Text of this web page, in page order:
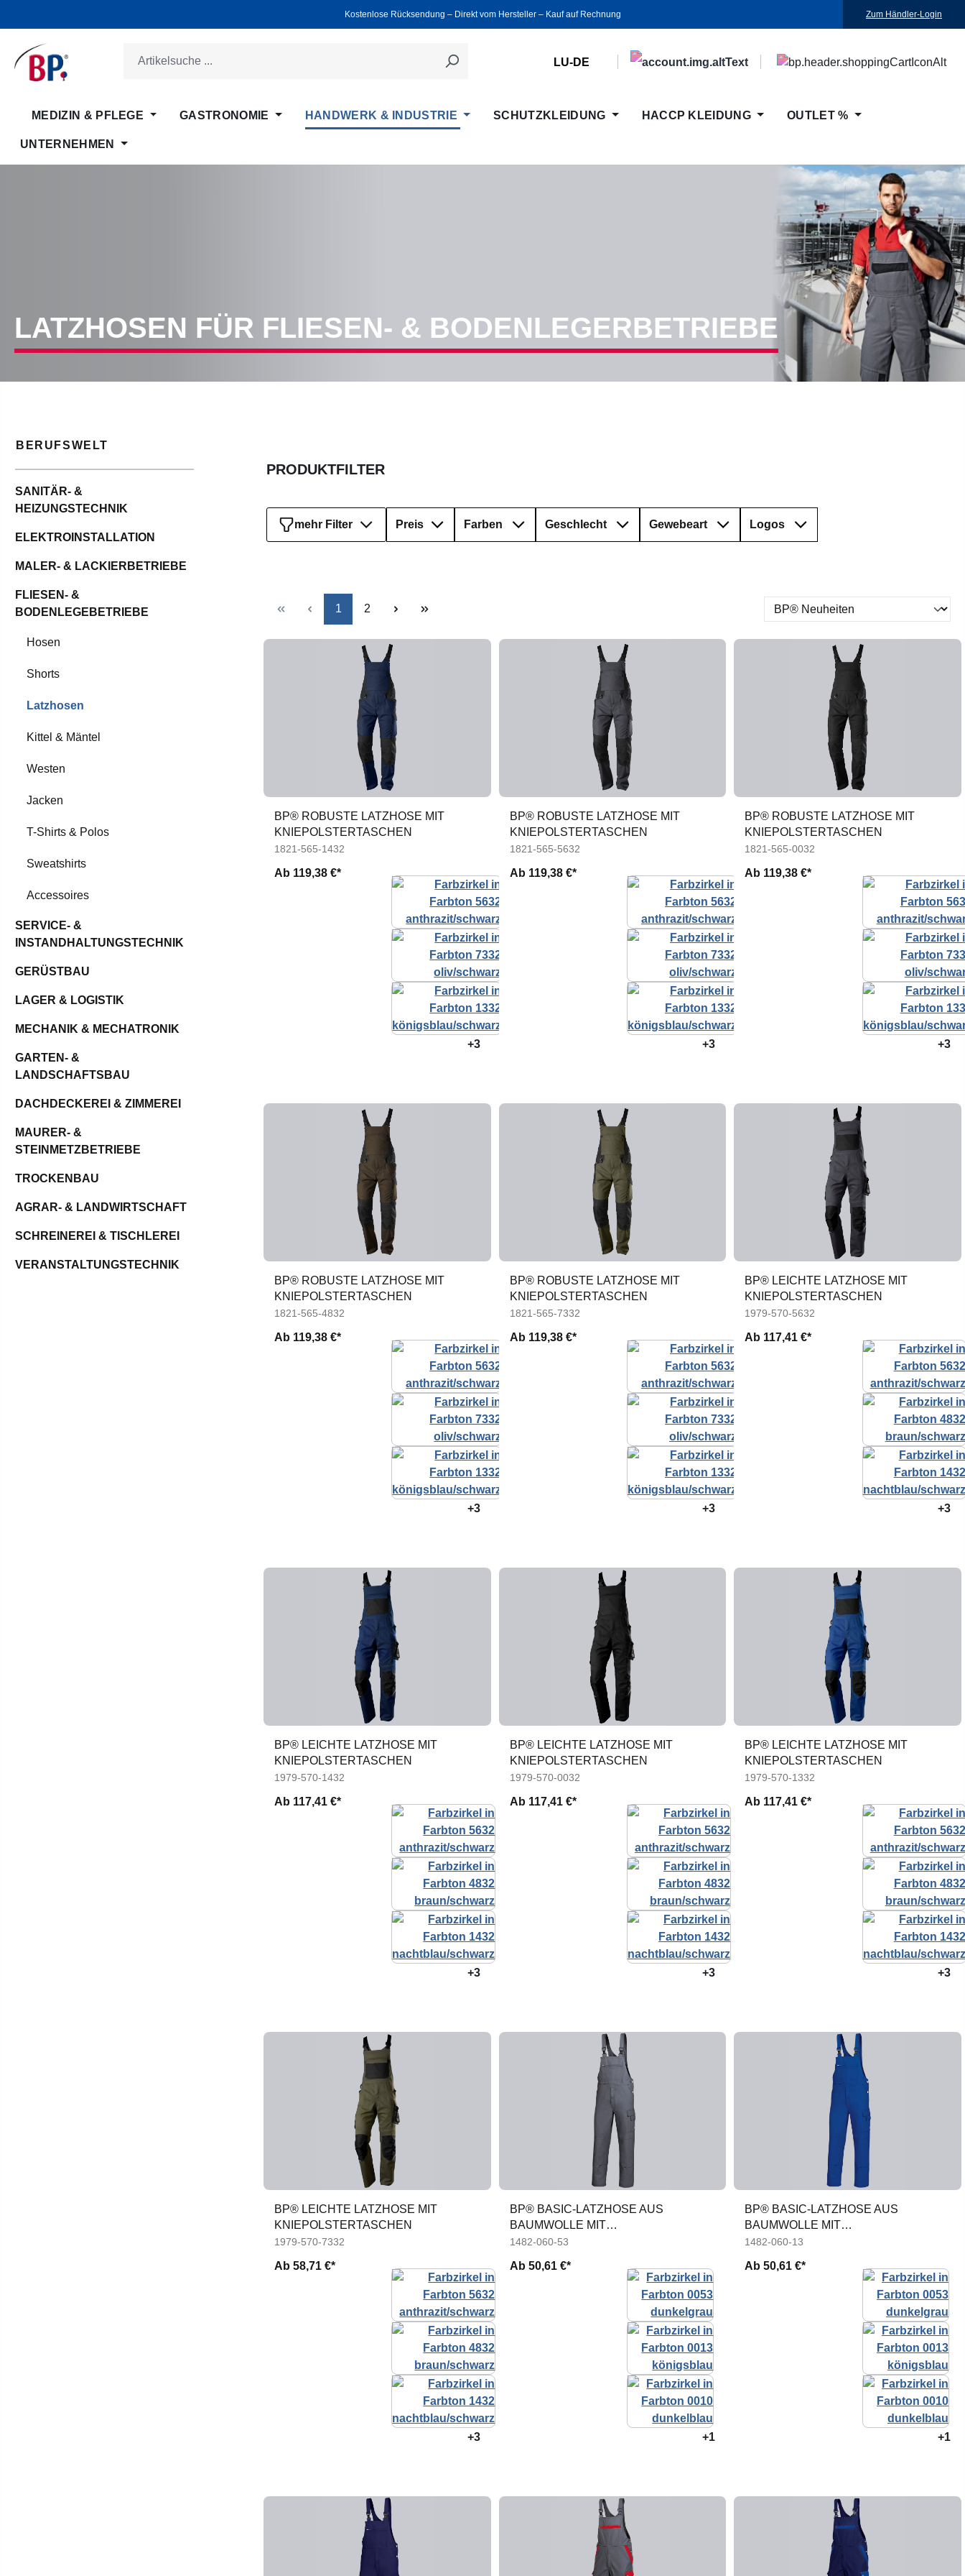
Kostenlose Rücksendung ‒ Direkt vom Hersteller ‒ Kauf auf Rechnung Zum Händler-Login
LU-DE
MEDIZIN & PFLEGE GASTRONOMIE HANDWERK & INDUSTRIE SCHUTZKLEIDUNG HACCP KLEIDUNG OUTLET %
UNTERNEHMEN
LATZHOSEN FÜR FLIESEN- & BODENLEGERBETRIEBE
BERUFSWELT
SANITÄR- &
HEIZUNGSTECHNIK
ELEKTROINSTALLATION
MALER- & LACKIERBETRIEBE
FLIESEN- &
BODENLEGEBETRIEBE
Hosen
Shorts
Latzhosen
Kittel & Mäntel
Westen
Jacken
T-Shirts & Polos
Sweatshirts
Accessoires
SERVICE- &
INSTANDHALTUNGSTECHNIK
GERÜSTBAU
LAGER & LOGISTIK
MECHANIK & MECHATRONIK
GARTEN- &
LANDSCHAFTSBAU
DACHDECKEREI & ZIMMEREI
MAURER- &
STEINMETZBETRIEBE
TROCKENBAU
AGRAR- & LANDWIRTSCHAFT
SCHREINEREI & TISCHLEREI
VERANSTALTUNGSTECHNIK
PRODUKTFILTER
Preis Farben Geschlecht Gewebeart Logos
mehr Filter
Seite
1 Seite
2
BP® ROBUSTE LATZHOSE MIT
KNIEPOLSTERTASCHEN
1821-565-1432
Ab 119,38 €*
+3
BP® ROBUSTE LATZHOSE MIT
KNIEPOLSTERTASCHEN
1821-565-5632
Ab 119,38 €*
+3
BP® ROBUSTE LATZHOSE MIT
KNIEPOLSTERTASCHEN
1821-565-0032
Ab 119,38 €*
+3
BP® ROBUSTE LATZHOSE MIT
KNIEPOLSTERTASCHEN
1821-565-4832
Ab 119,38 €*
+3
BP® ROBUSTE LATZHOSE MIT
KNIEPOLSTERTASCHEN
1821-565-7332
Ab 119,38 €*
+3
BP® LEICHTE LATZHOSE MIT
KNIEPOLSTERTASCHEN
1979-570-5632
Ab 117,41 €*
+3
BP® LEICHTE LATZHOSE MIT
KNIEPOLSTERTASCHEN
1979-570-1432
Ab 117,41 €*
+3
BP® LEICHTE LATZHOSE MIT
KNIEPOLSTERTASCHEN
1979-570-0032
Ab 117,41 €*
+3
BP® LEICHTE LATZHOSE MIT
KNIEPOLSTERTASCHEN
1979-570-1332
Ab 117,41 €*
+3
BP® LEICHTE LATZHOSE MIT
KNIEPOLSTERTASCHEN
1979-570-7332
Ab 58,71 €*
+3
BP® BASIC-LATZHOSE AUS
BAUMWOLLE MIT
KNIEPOLSTERTASCHEN
1482-060-53
Ab 50,61 €*
+1
BP® BASIC-LATZHOSE AUS
BAUMWOLLE MIT
KNIEPOLSTERTASCHEN
1482-060-13
Ab50,61 €*
+1